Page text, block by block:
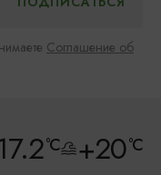
Соглашение об
°C +20°C